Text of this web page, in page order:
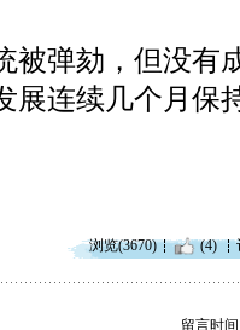
被弹劾，但没有
展连续几个月保
浏览(3670) (4)
留言时间